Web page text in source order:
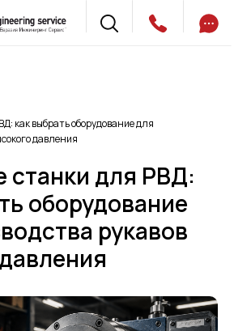
как выбрать оборудование для
давления
для РВД:
оборудование
рукавов